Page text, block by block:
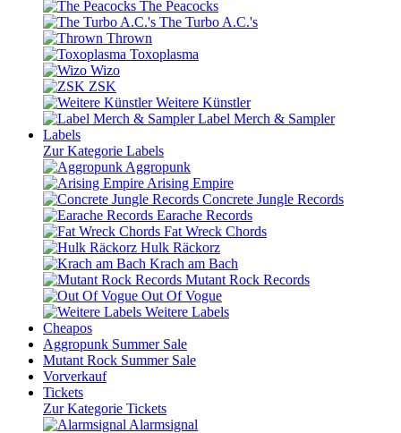
The Peacocks
The Turbo A.C.'s
Thrown
Toxoplasma
Wizo
ZSK
Weitere Künstler
Label Merch & Sampler
Labels
Zur Kategorie Labels
Aggropunk
Arising Empire
Concrete Jungle Records
Earache Records
Fat Wreck Chords
Hulk Räckorz
Krach am Bach
Mutant Rock Records
Out Of Vogue
Weitere Labels
Cheapos
Aggropunk Summer Sale
Mutant Rock Summer Sale
Vorverkauf
Tickets
Zur Kategorie Tickets
Alarmsignal